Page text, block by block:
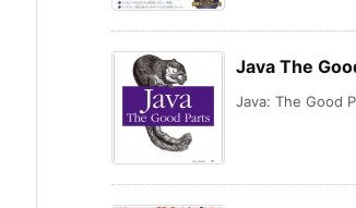
Java The
Java: The Good